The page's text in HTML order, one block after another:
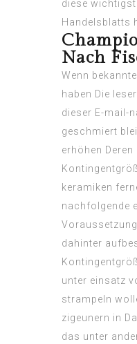
diese
Handelsblatts
Nach
Wenn
haben Die
dieser E-mail-
geschmiert
erhöhen
keramiken
nachfolgende
dahinter
unter einsatz
strampeln
zigeunern in
das unter